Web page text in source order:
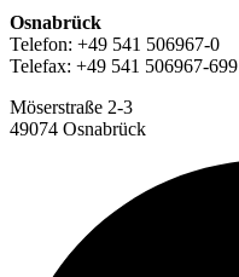
Osnabrück
Telefon: +49 541 506967-0
Telefax: +49 541 506967-699
Möserstraße 2-3
49074 Osnabrück